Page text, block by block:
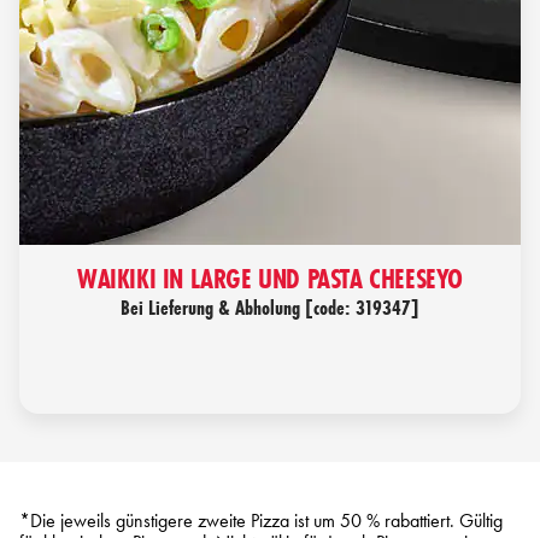
WAIKIKI IN LARGE UND PASTA CHEESEYO
Bei Lieferung & Abholung [code: 319347]
*Die jeweils günstigere zweite Pizza ist um 50 % rabattiert. Gültig